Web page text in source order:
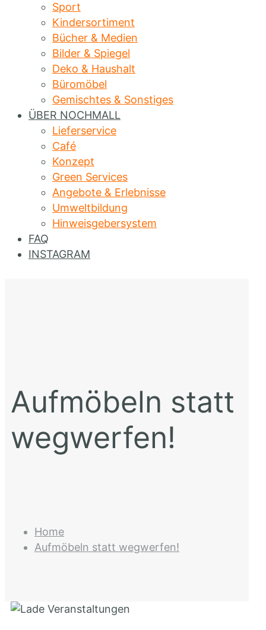
Sport
Kindersortiment
Bücher & Medien
Bilder & Spiegel
Deko & Haushalt
Büromöbel
Gemischtes & Sonstiges
ÜBER NOCHMALL
Lieferservice
Café
Konzept
Green Services
Angebote & Erlebnisse
Umweltbildung
Hinweisgebersystem
FAQ
INSTAGRAM
Aufmöbeln statt
wegwerfen!
Home
Aufmöbeln statt wegwerfen!